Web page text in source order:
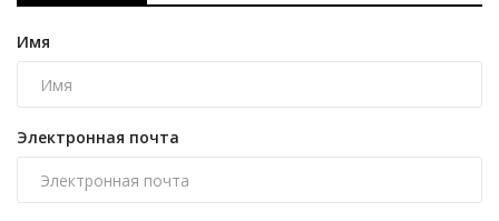
Имя
Электронная почта